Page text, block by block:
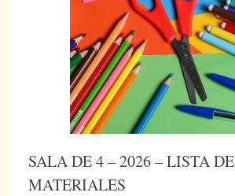
SALA DE 4 – 2026 – LISTA DE
MATERIALES